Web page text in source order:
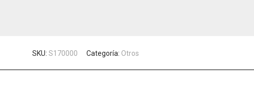
SKU: S170000 Categoría: Otros